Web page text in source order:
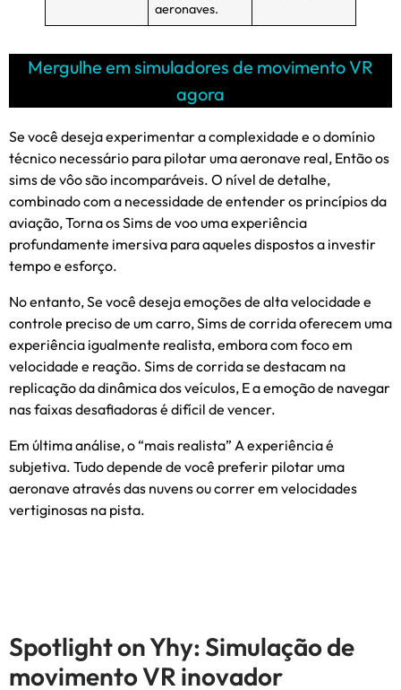
aeronaves.
Mergulhe em simuladores de movimento VR
agora
Se você deseja experimentar a complexidade e o domínio
técnico necessário para pilotar uma aeronave real, Então os
sims de vôo são incomparáveis. O nível de detalhe,
combinado com a necessidade de entender os princípios da
aviação, Torna os Sims de voo uma experiência
profundamente imersiva para aqueles dispostos a investir
tempo e esforço.
No entanto, Se você deseja emoções de alta velocidade e
controle preciso de um carro, Sims de corrida oferecem uma
experiência igualmente realista, embora com foco em
velocidade e reação. Sims de corrida se destacam na
replicação da dinâmica dos veículos, E a emoção de navegar
nas faixas desafiadoras é difícil de vencer.
Em última análise, o “mais realista” A experiência é
subjetiva. Tudo depende de você preferir pilotar uma
aeronave através das nuvens ou correr em velocidades
vertiginosas na pista.
Spotlight on Yhy: Simulação de
movimento VR inovador